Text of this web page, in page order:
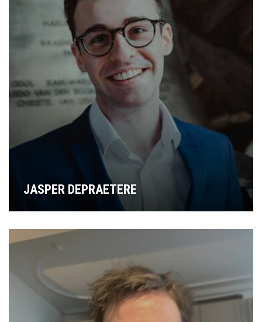
JASPER DEPRAETERE